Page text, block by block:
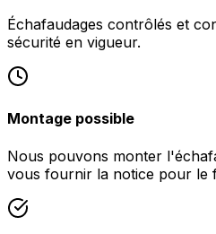
Échafaudages contrôlés et
sécurité en vigueur.
Montage possible
Nous pouvons monter
vous fournir la notice pour le